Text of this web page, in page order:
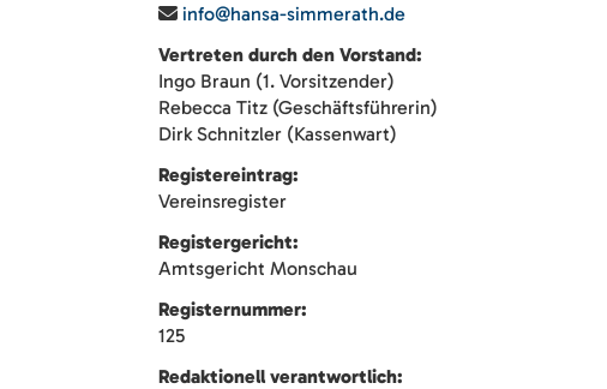
info@hansa-simmerath.de
Vertreten durch den Vorstand:
Ingo Braun (1. Vorsitzender)
Rebecca Titz (Geschäftsführerin)
Dirk Schnitzler (Kassenwart)
Registereintrag:
Vereinsregister
Registergericht:
Amtsgericht Monschau
Registernummer:
125
Redaktionell verantwortlich: